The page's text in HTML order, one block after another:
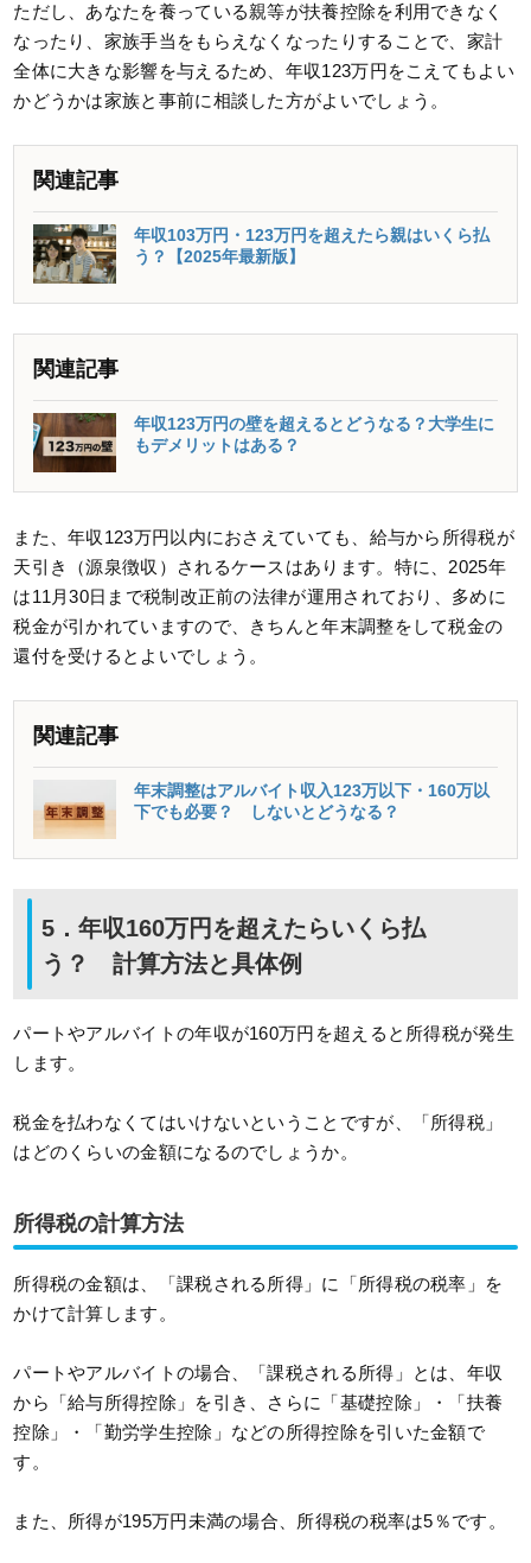
ただし、あなたを養っている親等が扶養控除を利用できなく
なったり、家族手当をもらえなくなったりすることで、家計
全体に大きな影響を与えるため、年収123万円をこえてもよい
かどうかは家族と事前に相談した方がよいでしょう。
関連記事
年収103万円・123万円を超えたら親はいくら払
う？【2025年最新版】
関連記事
年収123万円の壁を超えるとどうなる？大学生に
もデメリットはある？
また、年収123万円以内におさえていても、給与から所得税が
天引き（源泉徴収）されるケースはあります。特に、2025年
は11月30日まで税制改正前の法律が運用されており、多めに
税金が引かれていますので、きちんと年末調整をして税金の
還付を受けるとよいでしょう。
関連記事
年末調整はアルバイト収入123万以下・160万以
下でも必要？ しないとどうなる？
5．年収160万円を超えたらいくら払
う？ 計算方法と具体例
パートやアルバイトの年収が160万円を超えると所得税が発生
します。
税金を払わなくてはいけないということですが、「所得税」
はどのくらいの金額になるのでしょうか。
所得税の計算方法
所得税の金額は、「課税される所得」に「所得税の税率」を
かけて計算します。
パートやアルバイトの場合、「課税される所得」とは、年収
から「給与所得控除」を引き、さらに「基礎控除」・「扶養
控除」・「勤労学生控除」などの所得控除を引いた金額で
す。
また、所得が195万円未満の場合、所得税の税率は5％です。